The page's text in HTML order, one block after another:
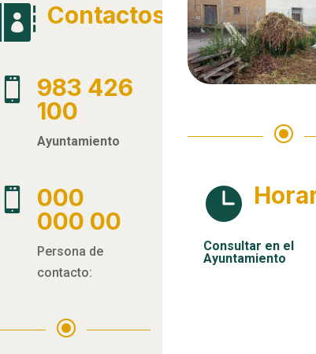
 Contactos

983 426
100
Ayuntamiento

000
000 00
Persona de
contacto:
\
\

Consultar en el
Ayuntamiento